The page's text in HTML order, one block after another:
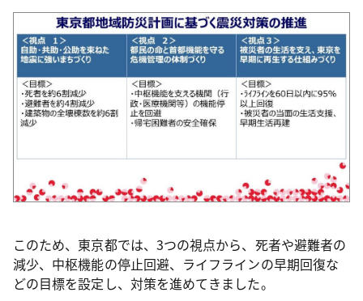
このため、東京都では、3つの視点から、死者や避難者の
減少、中枢機能の停止回避、ライフラインの早期回復な
どの目標を設定し、対策を進めてきました。